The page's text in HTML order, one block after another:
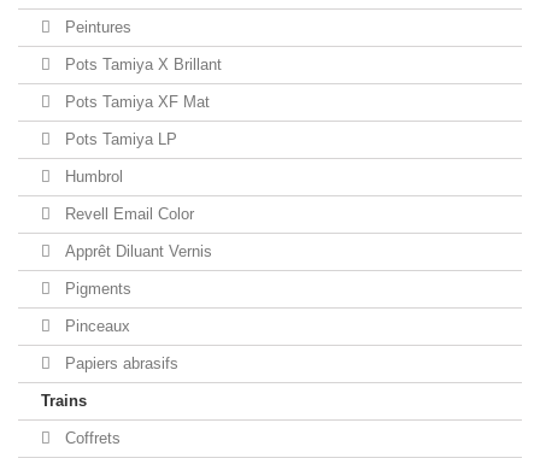
Peintures
Pots Tamiya X Brillant
Pots Tamiya XF Mat
Pots Tamiya LP
Humbrol
Revell Email Color
Apprêt Diluant Vernis
Pigments
Pinceaux
Papiers abrasifs
Trains
Coffrets